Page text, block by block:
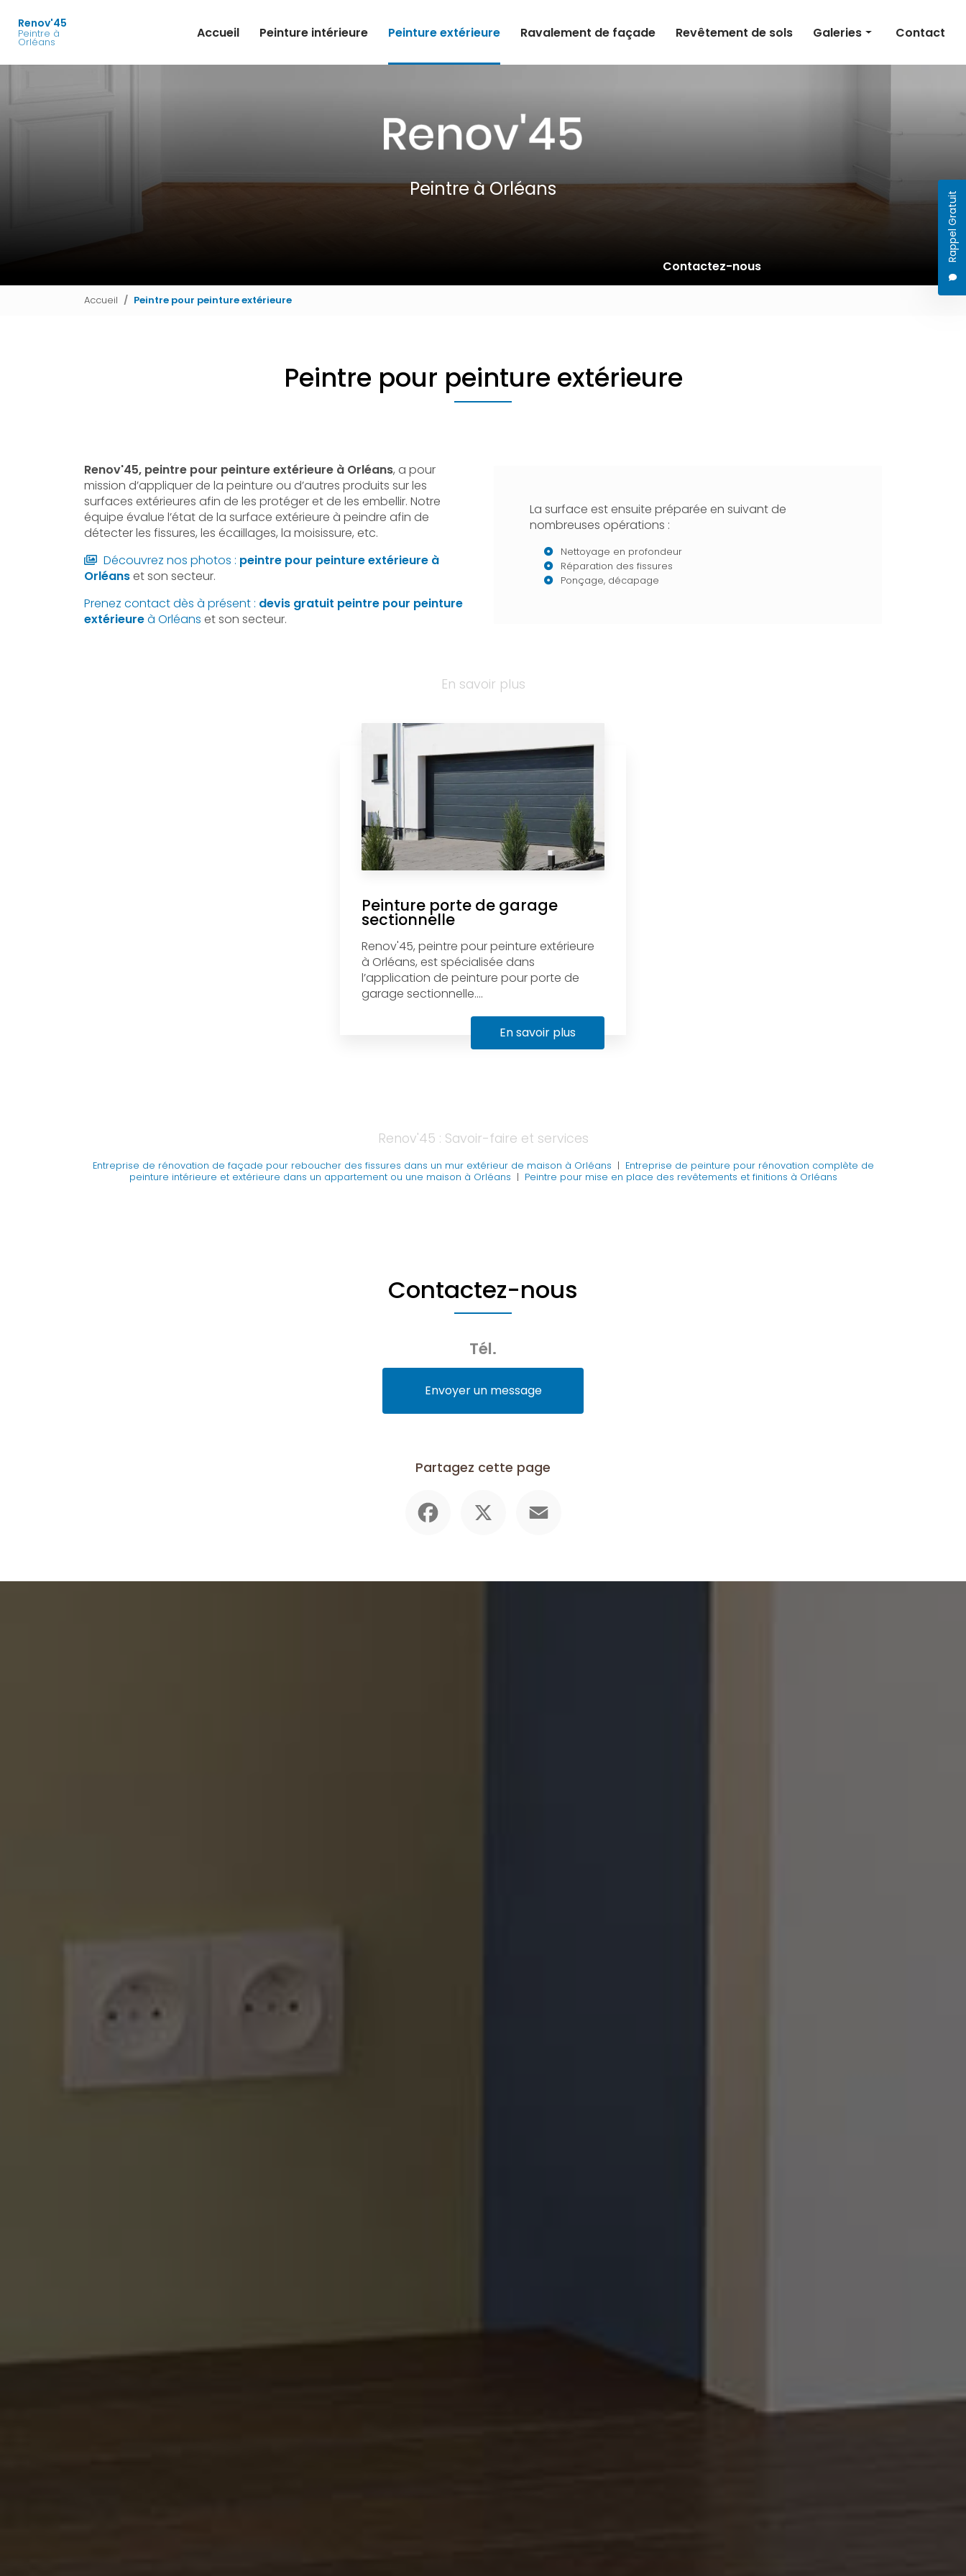
contenu
Renov'45
Peintre à
Orléans
Rappel Gratuit
Accueil
Peinture intérieure Peinture extérieure Ravalement de façade Revêtement de sols Galeries
Ravalement de façade
Contact
Peintre à Orléans
Contactez-nous
Accueil Peintre pour peinture extérieure
Peintre pour peinture extérieure
Renov'45, peintre pour peinture extérieure à Orléans, a pour
mission d’appliquer de la peinture ou d’autres produits sur les
surfaces extérieures afin de les protéger et de les embellir. Notre
équipe évalue l’état de la surface extérieure à peindre afin de
détecter les fissures, les écaillages, la moisissure, etc.
Découvrez nos photos : peintre pour peinture extérieureà
Orléanset son secteur.
Prenez contact dès à présent : devis gratuit peintre pour peinture
extérieureà Orléans et son secteur.
La surface est ensuite préparée en suivant de
nombreuses opérations :
Nettoyage en profondeur
Réparation des fissures
Ponçage, décapage
En savoir plus
Peinture porte de garage
sectionnelle
Renov'45, peintre pour peinture extérieure
à Orléans, est spécialisée dans
l’application de peinture pour porte de
garage sectionnelle....
En savoir plus
Renov'45 : Savoir-faire et services
Entreprise de rénovation de façade pour reboucher des fissures dans un mur extérieur de maison à Orléans
Entreprise de peinture pour rénovation complète de
peinture intérieure et extérieure dans un appartement ou une maison à Orléans
Peintre pour mise en place des revêtements et finitions à Orléans
Contactez-nous
Tél.
Envoyer un message
Partagez cette page